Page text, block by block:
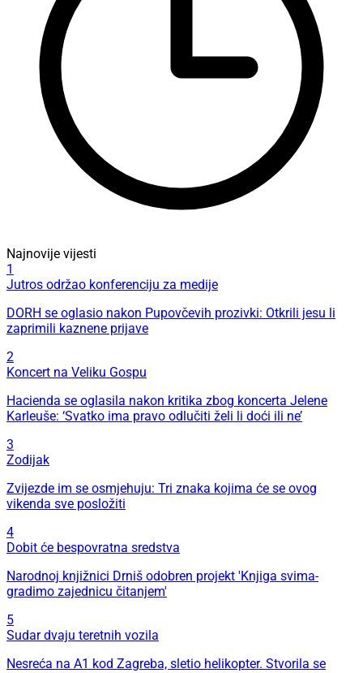
Najnovije vijesti
1
Jutros održao konferenciju za medije
DORH se oglasio nakon Pupovčevih prozivki: Otkrili jesu li
zaprimili kaznene prijave
2
Koncert na Veliku Gospu
Hacienda se oglasila nakon kritika zbog koncerta Jelene
Karleuše: ‘Svatko ima pravo odlučiti želi li doći ili ne’
3
Zodijak
Zvijezde im se osmjehuju: Tri znaka kojima će se ovog
vikenda sve posložiti
4
Dobit će bespovratna sredstva
Narodnoj knjižnici Drniš odobren projekt 'Knjiga svima-
gradimo zajednicu čitanjem'
5
Sudar dvaju teretnih vozila
Nesreća na A1 kod Zagreba, sletio helikopter. Stvorila se